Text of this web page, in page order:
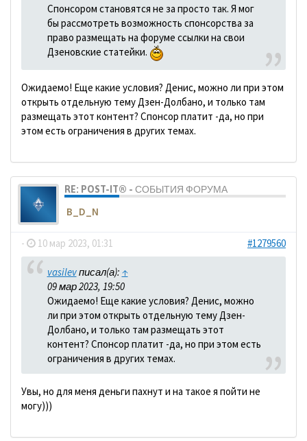
Спонсором становятся не за просто так. Я мог
бы рассмотреть возможность спонсорства за
право размещать на форуме ссылки на свои
Дзеновские статейки.
Ожидаемо! Еще какие условия? Денис, можно ли при этом
открыть отдельную тему Дзен-Долбано, и только там
размещать этот контент? Спонсор платит -да, но при
этом есть ограничения в других темах.
RE: POST-IT® - СОБЫТИЯ ФОРУМА
B_D_N
- 10 мар 2023, 01:31 #1279560
vasilevписал(а): ↑
09 мар 2023, 19:50
Ожидаемо! Еще какие условия? Денис, можно
ли при этом открыть отдельную тему Дзен-
Долбано, и только там размещать этот
контент? Спонсор платит -да, но при этом есть
ограничения в других темах.
Увы, но для меня деньги пахнут и на такое я пойти не
могу)))